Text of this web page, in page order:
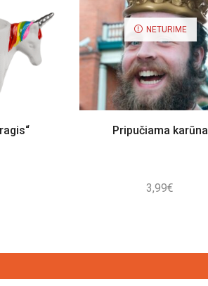
NETURIME
Pripučiama karūna
3,99€